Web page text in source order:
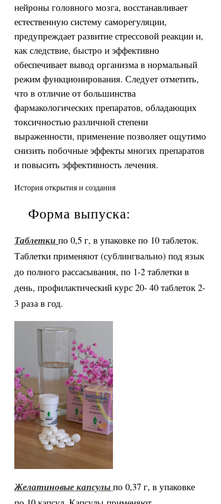
нейроны головного мозга, восстанавливает
естественную систему саморегуляции,
предупреждает развитие стрессовой реакции и,
как следствие, быстро и эффективно
обеспечивает вывод организма в нормальный
режим функционирования. Следует отметить,
что в отличие от большинства
фармакологических препаратов, обладающих
токсичностью различной степени
выраженности, применение позволяет ощутимо
снизить побочные эффекты многих препаратов
и повысить эффективность лечения.
История открытия и создания
Форма выпуска:
Таблетки по 0,5 г, в упаковке по 10 таблеток.
Таблетки применяют (сублингвально) под язык
до полного рассасывания, по 1-2 таблетки в
день, профилактический курс 20- 40 таблеток 2-
3 раза в год.
Желатиновые капсулы по 0,37 г, в упаковке